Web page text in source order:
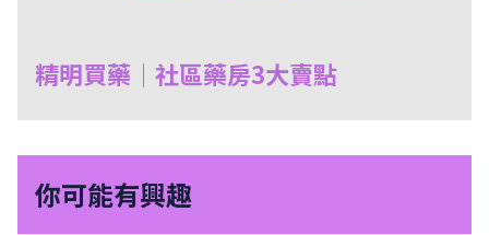
精明買藥｜社區藥房3大賣點
你可能有興趣